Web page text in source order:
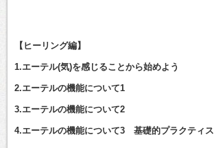
【ヒーリング編】
1.エーテル(気)を感じることから始めよう
2.エーテルの機能について1
3.エーテルの機能について2
4.エーテルの機能について3 基礎的プラクティス